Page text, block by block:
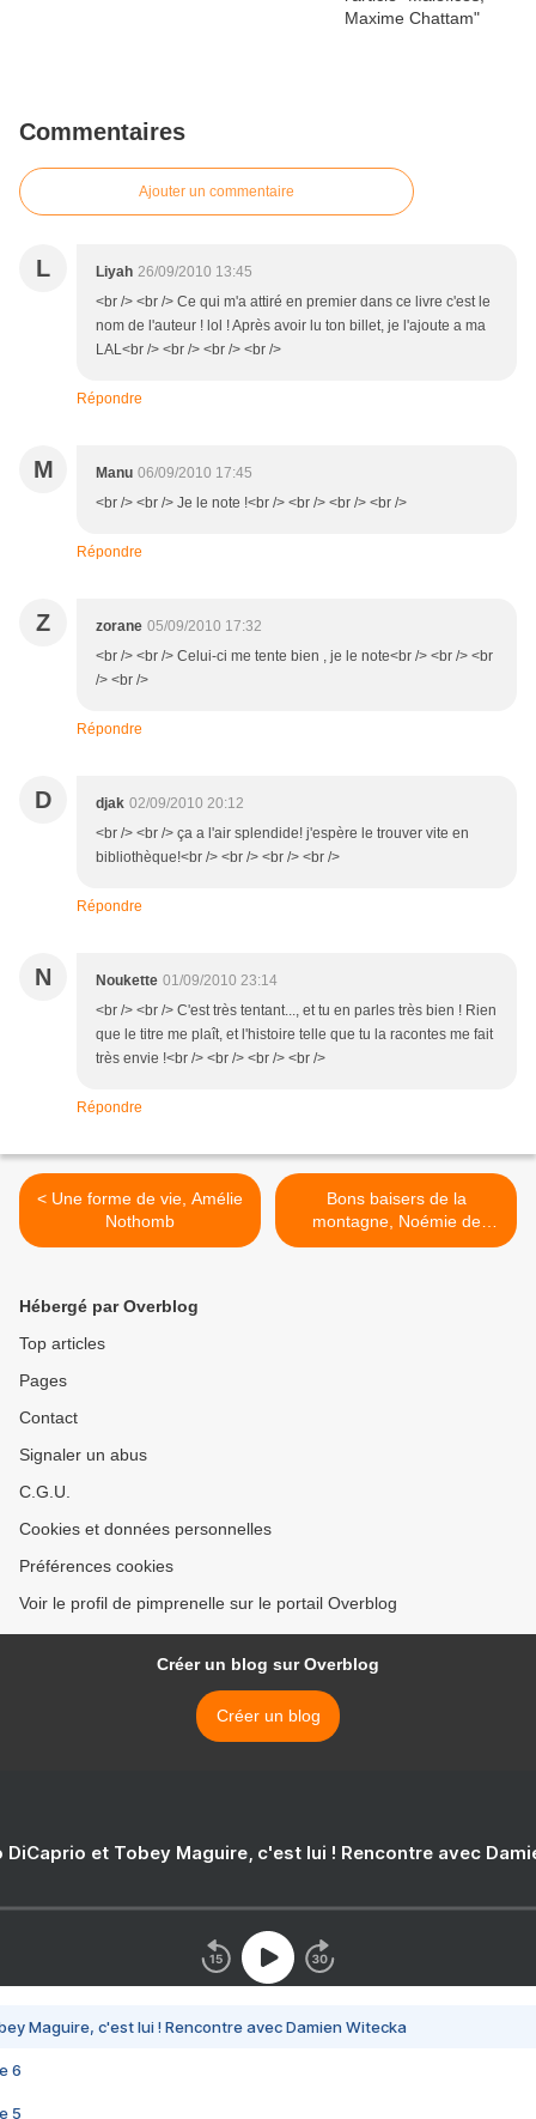
Commentaires
Ajouter un commentaire
L Liyah 26/09/2010 13:45
<br /> <br /> Ce qui m'a attiré en premier dans ce livre c'est le
nom de l'auteur ! lol ! Après avoir lu ton billet, je l'ajoute a ma
LAL<br /> <br /> <br /> <br />
Répondre
M Manu 06/09/2010 17:45
<br /> <br /> Je le note !<br /> <br /> <br /> <br />
Répondre
Z zorane 05/09/2010 17:32
<br /> <br /> Celui-ci me tente bien , je le note<br /> <br /> <br
/> <br />
Répondre
D djak 02/09/2010 20:12
<br /> <br /> ça a l'air splendide! j'espère le trouver vite en
bibliothèque!<br /> <br /> <br /> <br />
Répondre
N Noukette 01/09/2010 23:14
<br /> <br /> C'est très tentant..., et tu en parles très bien ! Rien
que le titre me plaît, et l'histoire telle que tu la racontes me fait
très envie !<br /> <br /> <br /> <br />
Répondre
< Une forme de vie, Amélie
Nothomb
Bons baisers de la
montagne, Noémie de
Lapparent >
Hébergé par Overblog
Top articles
Pages
Contact
Signaler un abus
C.G.U.
Cookies et données personnelles
Préférences cookies
Voir le profil de pimprenelle sur le portail Overblog
Créer un blog sur Overblog
Créer un blog
DiCaprio et Tobey Maguire, c'est lui ! Rencontre avec
Maguire, c'est lui ! Rencontre avec Damien Witecka
6
5